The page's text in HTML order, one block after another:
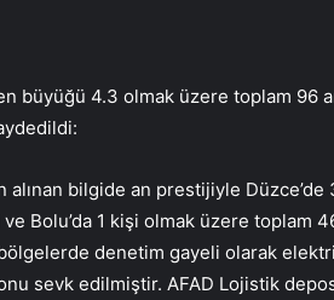
büyüğü 4.3 olmak üzere toplam 96
alınan bilgide an prestijiyle
ve Bolu’da 1 kişi olmak üzere toplam
denetim gayeli olarak
sevk edilmiştir. AFAD Lojistik